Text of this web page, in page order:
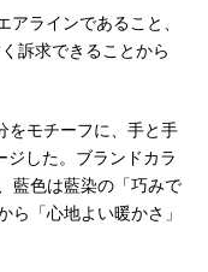
ラインであること、
訴求できることから
をモチーフに、手と手
ジした。ブランドカラ
藍色は藍染の「巧みで
ら「心地よい暖かさ」